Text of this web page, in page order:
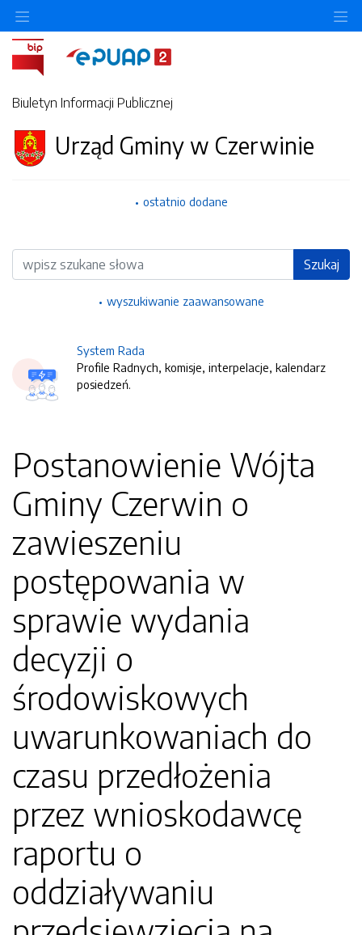
Biuletyn Informacji Publicznej
Urząd Gminy w Czerwinie
ostatnio dodane
Wyszukiwarka Szukaj
wyszukiwanie zaawansowane
System Rada
Profile Radnych, komisje, interpelacje, kalendarz
posiedzeń.
Postanowienie Wójta
Gminy Czerwin o
zawieszeniu
postępowania w
sprawie wydania
decyzji o
środowiskowych
uwarunkowaniach do
czasu przedłożenia
przez wnioskodawcę
raportu o
oddziaływaniu